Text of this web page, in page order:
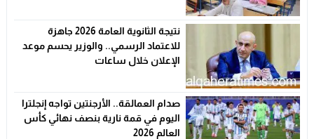
نتيجة الثانوية العامة 2026 جاهزة
للاعتماد الرسمي.. والوزير يحسم موعد
الإعلان خلال ساعات
صدام العمالقة.. الأرجنتين تواجه إنجلترا
اليوم في قمة نارية بنصف نهائي كأس
العالم 2026